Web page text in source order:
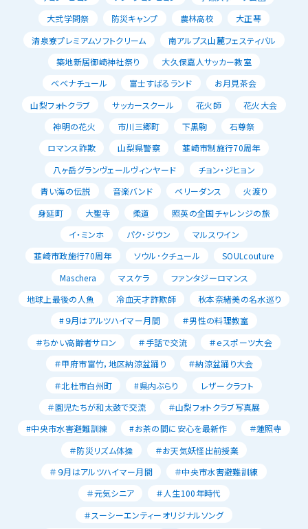
大弐学問祭
防災キャンプ 農林高校
大正琴
清泉寮プレミアムソフトクリーム
南アルプス山麓フェスティバル
築地新居御崎神社祭り
大久保嘉人サッカー教室
べべナチュール
富士すばるランド
お月見茶会
山梨フォトクラブ
サッカースクール 花火師
花火大会
神明の花火
市川三郷町 下黒駒
石尊祭
ロマンス詐欺
山梨県警察
韮崎市制施行70周年
八ヶ岳グランヴェールヴィンヤード
チョン・ジヒョン
青い海の伝説
音楽バンド ベリーダンス
火渡り
身延町
大聖寺 柔道
照英の全国チャレンジの旅
イ・ミンホ
パク・ジウン
マルスワイン
韮崎市政施行70周年
ソウル･クチュール
SOULcouture
Maschera
マスケラ
ファンタジーロマンス
地球上最後の人魚
冷血天才詐欺師
秋本奈緒美の名水巡り
#９月はアルツハイマー月間
＃男性の料理教室
＃ちかい高齢者サロン
＃手話で交流
＃ｅスポーツ大会
＃甲府市富竹，地区納涼盆踊り
＃納涼盆踊り大会
＃北杜市白州町
#県内ぶらり
レザークラフト
＃園児たちが和太鼓で交流
＃山梨フォトクラブ写真展
#中央市水害避難訓練
#お茶の間に安心を最新作
＃蓮照寺
＃防災リズム体操
＃お天気妖怪出前授業
＃９月はアルツハイマー月間
＃中央市水害避難訓練
＃元気シニア
＃人生100年時代
＃スーシーエンティーオリジナルソング